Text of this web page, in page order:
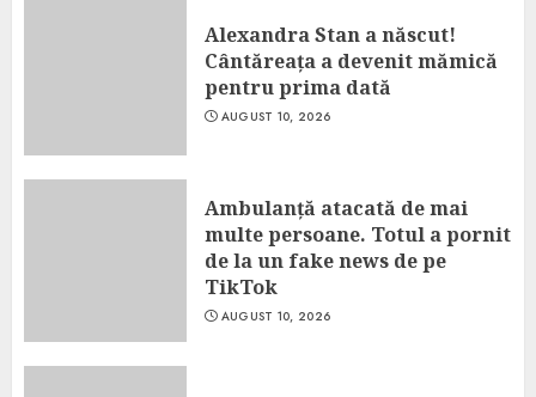
Alexandra Stan a născut!
Cântăreața a devenit mămică
pentru prima dată
AUGUST 10, 2026
Ambulanță atacată de mai
multe persoane. Totul a pornit
de la un fake news de pe
TikTok
AUGUST 10, 2026